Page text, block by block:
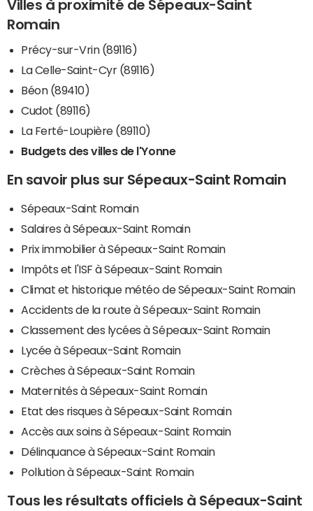
Villes à proximité de Sépeaux-Saint
Romain
Précy-sur-Vrin (89116)
La Celle-Saint-Cyr (89116)
Béon (89410)
Cudot (89116)
La Ferté-Loupière (89110)
Budgets des villes de l'Yonne
En savoir plus sur Sépeaux-Saint Romain
Sépeaux-Saint Romain
Salaires à Sépeaux-Saint Romain
Prix immobilier à Sépeaux-Saint Romain
Impôts et l'ISF à Sépeaux-Saint Romain
Climat et historique météo de Sépeaux-Saint Romain
Accidents de la route à Sépeaux-Saint Romain
Classement des lycées à Sépeaux-Saint Romain
Lycée à Sépeaux-Saint Romain
Crèches à Sépeaux-Saint Romain
Maternités à Sépeaux-Saint Romain
Etat des risques à Sépeaux-Saint Romain
Accès aux soins à Sépeaux-Saint Romain
Délinquance à Sépeaux-Saint Romain
Pollution à Sépeaux-Saint Romain
Tous les résultats officiels à Sépeaux-Saint